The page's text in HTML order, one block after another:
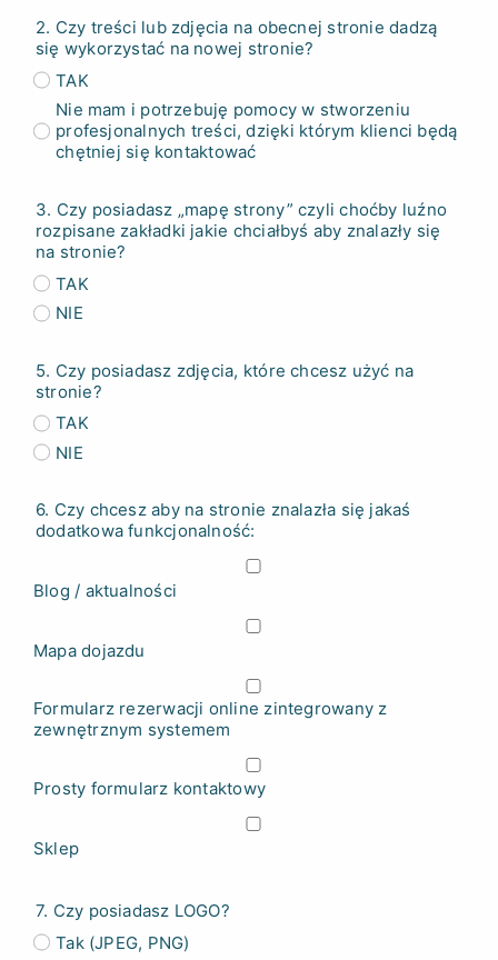
2. Czy treści lub zdjęcia na obecnej stronie dadzą
się wykorzystać na nowej stronie?
TAK
Nie mam i potrzebuję pomocy w stworzeniu
profesjonalnych treści, dzięki którym klienci będą
chętniej się kontaktować
3. Czy posiadasz „mapę strony” czyli choćby luźno
rozpisane zakładki jakie chciałbyś aby znalazły się
na stronie?
TAK
NIE
5. Czy posiadasz zdjęcia, które chcesz użyć na
stronie?
TAK
NIE
6. Czy chcesz aby na stronie znalazła się jakaś
dodatkowa funkcjonalność:
Blog / aktualności
Mapa dojazdu
Formularz rezerwacji online zintegrowany z
zewnętrznym systemem
Prosty formularz kontaktowy
Sklep
7. Czy posiadasz LOGO?
Tak (JPEG, PNG)